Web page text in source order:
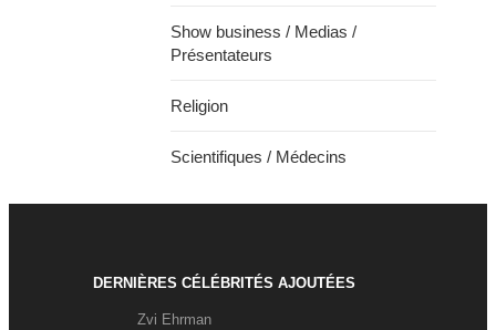
Show business / Medias /
Présentateurs
Religion
Scientifiques / Médecins
DERNIÈRES CÉLÉBRITÉS AJOUTÉES
Zvi Ehrman